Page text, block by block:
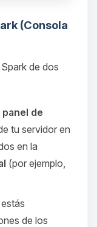
(Consola
de dos
de
tu servidor en
en la
(por ejemplo,
de los